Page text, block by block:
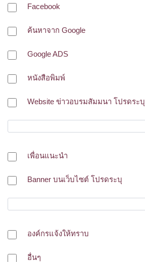
Facebook
ค้นหาจาก Google
Google ADS
หนังสือพิมพ์
Website ข่าวอบรมสัมมนา โปรดระบุ
เพื่อนแนะนำ
Banner บนเว็บไซต์ โปรดระบุ
องค์กรแจ้งให้ทราบ
อื่นๆ